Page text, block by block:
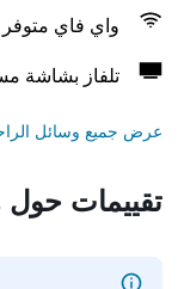
واي فاي
تلفاز بشاشة
عرض جميع وسائل الراحة
تقييمات حول